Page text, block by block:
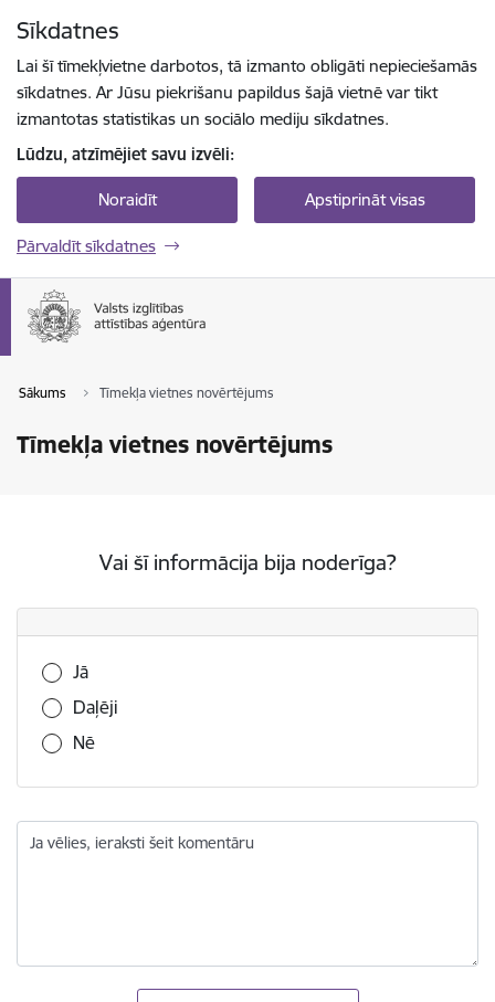
Sīkdatnes
Lai šī tīmekļvietne darbotos, tā izmanto obligāti nepieciešamās
sīkdatnes. Ar Jūsu piekrišanu papildus šajā vietnē var tikt
izmantotas statistikas un sociālo mediju sīkdatnes.
Lūdzu, atzīmējiet savu izvēli:
Noraidīt Apstiprināt visas
Pārvaldīt sīkdatnes
Sākums Tīmekļa vietnes novērtējums
Tīmekļa vietnes novērtējums
Vai šī informācija bija noderīga?
Vai šī informācija bija noderīga?
Jā
Daļēji
Nē
Ja vēlies, ieraksti šeit komentāru